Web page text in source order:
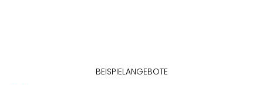
BEISPIELANGEBOTE